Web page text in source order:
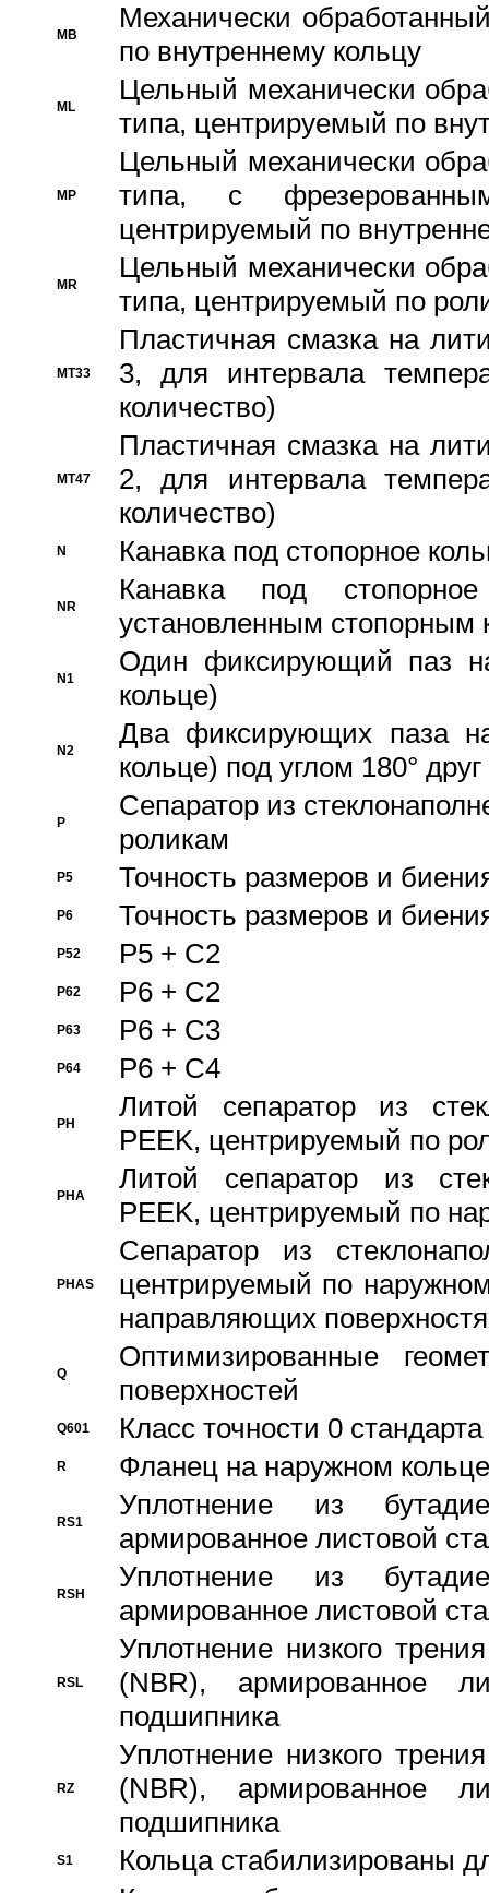
MB
Механически
по внутреннему кольцу
ML
Цельный механически
типа, центрируемый по
MP
Цельный механически
типа, с
центрируемый по
MR
Цельный механически
типа, центрируемый по
MT33
Пластичная смазка на
3, для интервала
количество)
MT47
Пластичная смазка на
2, для интервала
количество)
N Канавка под стопорное
NR
Канавка под
установленным стопорным
N1
Один фиксирующий паз
кольце)
N2
Два фиксирующих паза
кольце) под углом 180° друг
P
Cепаратор из
роликам
P5 Точность размеров и
P6 Точность размеров и
P52 P5 + C2
P62 P6 + C2
P63 P6 + C3
P64 P6 + C4
PH
Литой сепаратор из
PEEK, центрируемый по
PHA
Литой сепаратор из
PEEK, центрируемый по
PHAS
Сепаратор из
центрируемый по
направляющих
Q
Оптимизированные
поверхностей
Q601 Класс точности 0
R Фланец на наружном кольце
RS1
Уплотнение из
армированное листовой
RSH
Уплотнение из
армированное листовой
RSL
Уплотнение низкого
(NBR), армированное
подшипника
RZ
Уплотнение низкого
(NBR), армированное
подшипника
S1 Кольца стабилизированы